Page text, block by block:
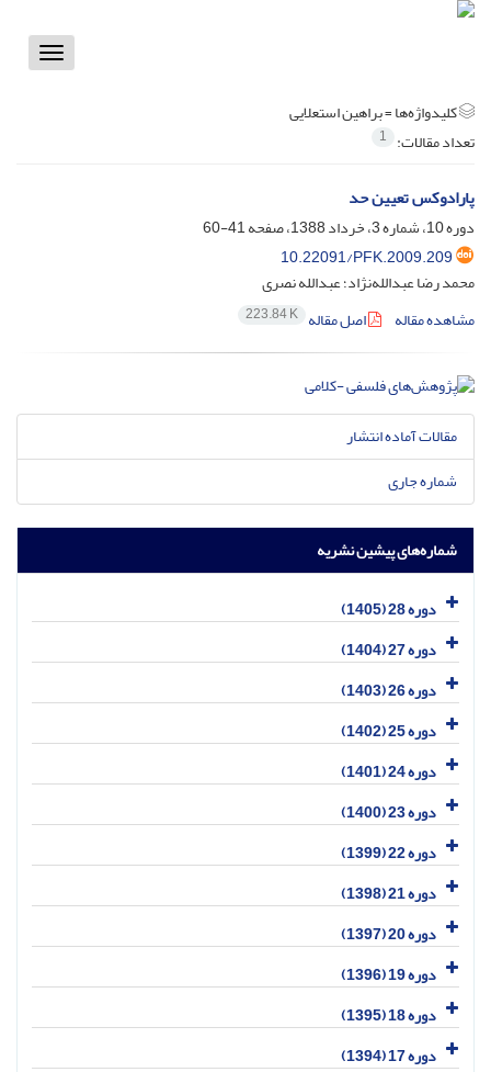
Toggle
کلیدواژه‌ها =براهین استعلایی
تعداد مقالات: 1
پارادوکس تعیین حد
دوره 10، شماره 3، خرداد 1388، صفحه
41-60
10.22091/PFK.2009.209
محمد رضا عبدالله‌نژاد؛ عبدالله نصری
مشاهده مقاله
اصل مقاله 223.84 K
مقالات آماده انتشار
شماره جاری
شماره‌های پیشین نشریه
دوره 28 (1405)
دوره 27 (1404)
دوره 26 (1403)
دوره 25 (1402)
دوره 24 (1401)
دوره 23 (1400)
دوره 22 (1399)
دوره 21 (1398)
دوره 20 (1397)
دوره 19 (1396)
دوره 18 (1395)
دوره 17 (1394)